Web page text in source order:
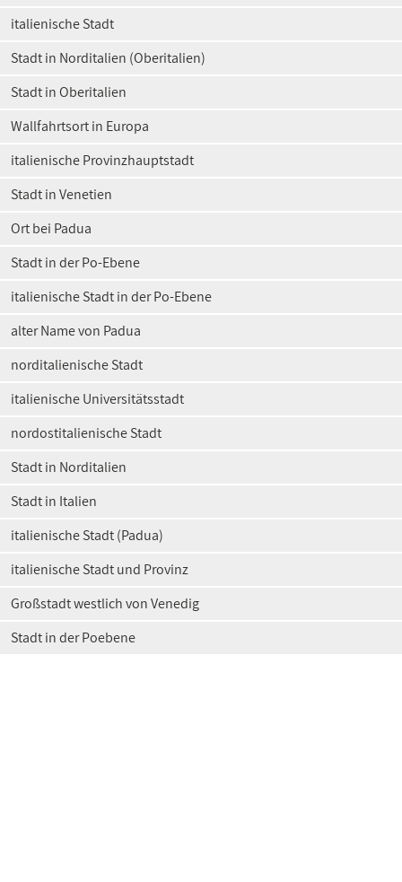
italienische Stadt
Stadt in Norditalien (Oberitalien)
Stadt in Oberitalien
Wallfahrtsort in Europa
italienische Provinzhauptstadt
Stadt in Venetien
Ort bei Padua
Stadt in der Po-Ebene
italienische Stadt in der Po-Ebene
alter Name von Padua
norditalienische Stadt
italienische Universitätsstadt
nordostitalienische Stadt
Stadt in Norditalien
Stadt in Italien
italienische Stadt (Padua)
italienische Stadt und Provinz
Großstadt westlich von Venedig
Stadt in der Poebene